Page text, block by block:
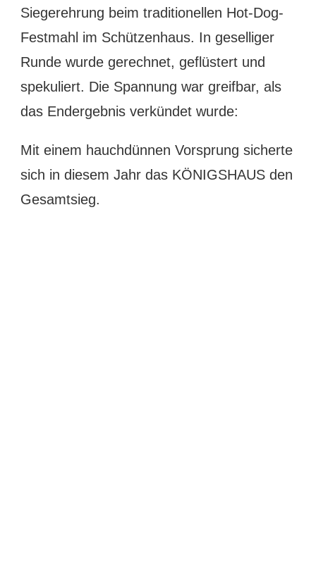
Siegerehrung beim traditionellen Hot-Dog-
Festmahl im Schützenhaus. In geselliger
Runde wurde gerechnet, geflüstert und
spekuliert. Die Spannung war greifbar, als
das Endergebnis verkündet wurde:
Mit einem hauchdünnen Vorsprung sicherte
sich in diesem Jahr das KÖNIGSHAUS den
Gesamtsieg.